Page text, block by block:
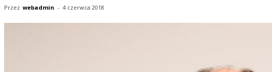
Przez webadmin - 4 czerwca 2018